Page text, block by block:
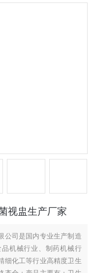
视盅生产厂家
公司是国内专业生产制造
机械行业、制药机械行
细化工等行业高精度卫生